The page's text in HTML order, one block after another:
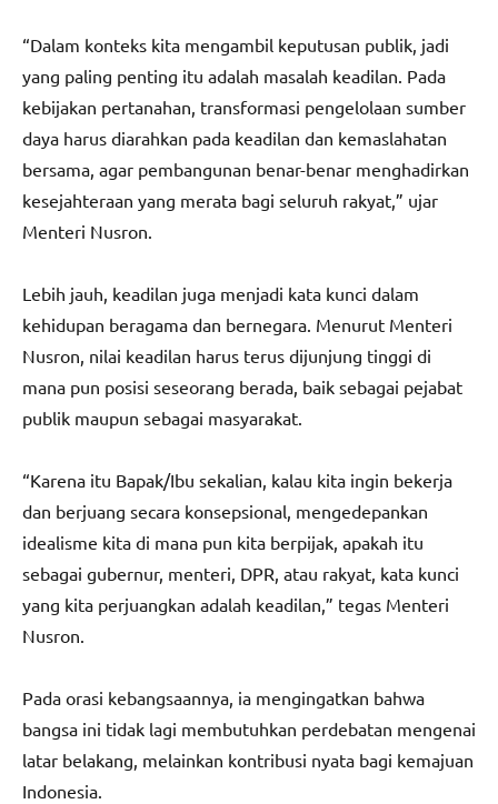
“Dalam konteks kita mengambil keputusan publik, jadi
yang paling penting itu adalah masalah keadilan. Pada
kebijakan pertanahan, transformasi pengelolaan sumber
daya harus diarahkan pada keadilan dan kemaslahatan
bersama, agar pembangunan benar-benar menghadirkan
kesejahteraan yang merata bagi seluruh rakyat,” ujar
Menteri Nusron.
Lebih jauh, keadilan juga menjadi kata kunci dalam
kehidupan beragama dan bernegara. Menurut Menteri
Nusron, nilai keadilan harus terus dijunjung tinggi di
mana pun posisi seseorang berada, baik sebagai pejabat
publik maupun sebagai masyarakat.
“Karena itu Bapak/Ibu sekalian, kalau kita ingin bekerja
dan berjuang secara konsepsional, mengedepankan
idealisme kita di mana pun kita berpijak, apakah itu
sebagai gubernur, menteri, DPR, atau rakyat, kata kunci
yang kita perjuangkan adalah keadilan,” tegas Menteri
Nusron.
Pada orasi kebangsaannya, ia mengingatkan bahwa
bangsa ini tidak lagi membutuhkan perdebatan mengenai
latar belakang, melainkan kontribusi nyata bagi kemajuan
Indonesia.